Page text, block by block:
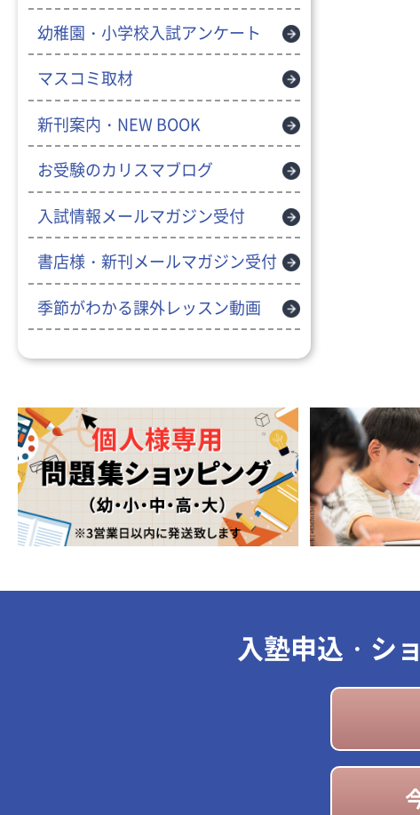
幼稚園・小学校入試アンケート
マスコミ取材
新刊案内・NEW BOOK
お受験のカリスマブログ
入試情報メールマガジン受付
書店様・新刊メールマガジン受付
季節がわかる課外レッスン動画
入塾申込・シ